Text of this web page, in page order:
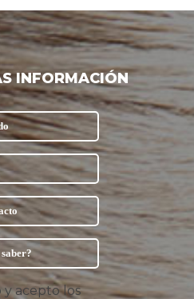
INFORMACIÓN
y acepto los